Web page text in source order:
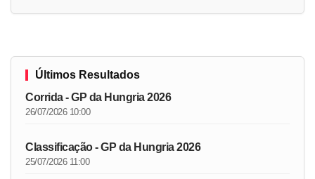
Últimos Resultados
Corrida - GP da Hungria 2026
26/07/2026 10:00
Classificação - GP da Hungria 2026
25/07/2026 11:00